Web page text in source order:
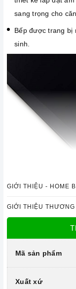
sang trọng cho
Bếp được trang bị
sinh.
Mặt
Công nghệ hiện đại
Linh kiện: Mâm
Phụ kiện Trung
Hệ thống đánh lửa
GIỚI THIỆU - HOME
GIỚI THIỆU THƯƠNG
Mã sản phẩm
Xuất xứ